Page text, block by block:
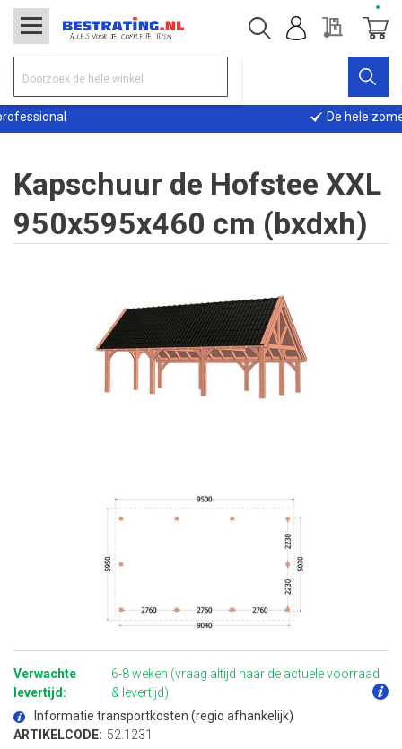
De hele zomer
Offerte
Kapschuur de Hofstee XXL
950x595x460 cm (bxdxh)
naar
begin
van
de
afbeeldingen-
gallerij
Verwachte
levertijd:
6-8 weken (vraag altijd naar de actuele voorraad
& levertijd)
Informatie transportkosten (regio afhankelijk)
ARTIKELCODE: 52.1231